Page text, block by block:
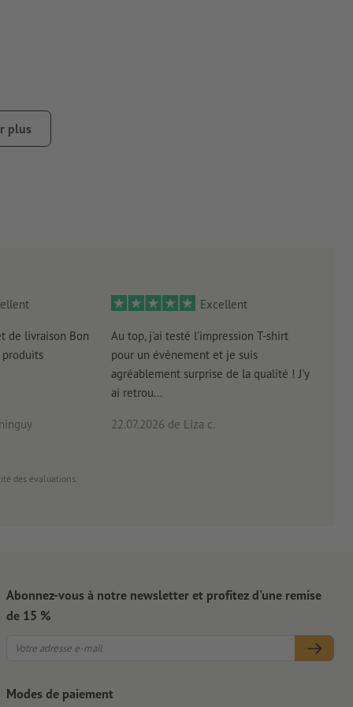
plus
de livraison Bon
Excellent
Au top, j'ai testé l'impression T-shirt
pour un évènement et je suis
agréablement surprise de la qualité ! J'y
ai retrou...
22.07.2026 de Liza c.
des évaluations.
Abonnez-vous à notre newsletter et profitez d'une remise
de 15 %
Modes de paiement